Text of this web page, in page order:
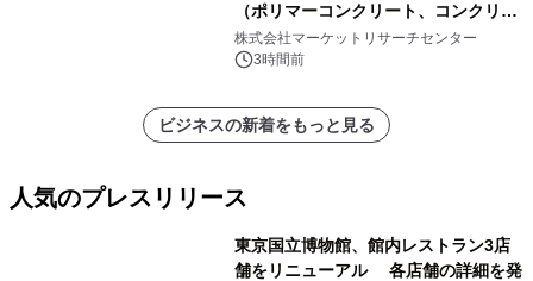
（ポリマーコンクリート、コンクリー
ト、プラスチック、金属）・分析レポ
ートを発表
株式会社マーケットリサーチセンター
3時間前
ビジネスの新着をもっと見る
人気のプレスリリース
東京国立博物館、館内レストラン3店
舗をリニューアル 各店舗の詳細を発